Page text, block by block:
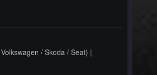
/ Skoda / Seat) |